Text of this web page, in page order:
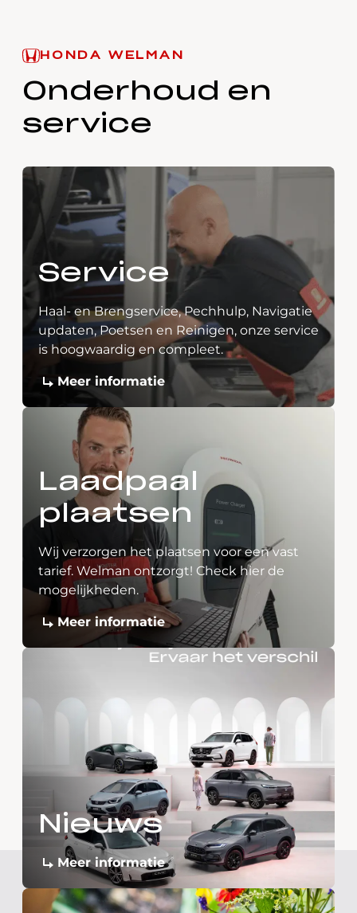
HONDA WELMAN
Onderhoud en
service
Service
Haal- en Brengservice, Pechhulp, Navigatie
updaten, Poetsen en Reinigen, onze service
is hoogwaardig en compleet.
Meer informatie
Laadpaal
plaatsen
Wij verzorgen het plaatsen voor een vast
tarief. Welman ontzorgt! Check hier de
mogelijkheden.
Meer informatie
Nieuws
Meer informatie